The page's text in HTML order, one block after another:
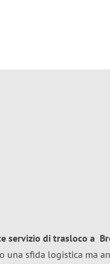
servizio di trasloco a
una sfida logistica ma